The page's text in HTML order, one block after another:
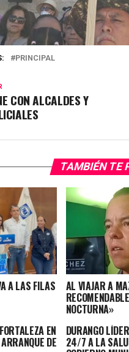
PRINCIPAL
CON ALCALDES Y
TAMBIÉN TE
A LAS FILAS AL VIAJAR A
NOCTURNA»
EN
DE
DURANGO
24/7 A LA